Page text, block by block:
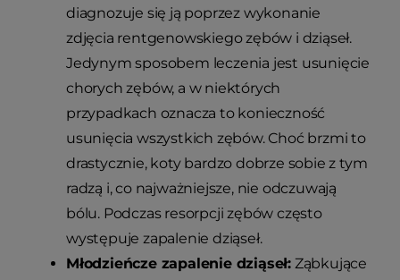
diagnozuje się ją poprzez wykonanie
zdjęcia rentgenowskiego zębów i dziąseł.
Jedynym sposobem leczenia jest usunięcie
chorych zębów, a w niektórych
przypadkach oznacza to konieczność
usunięcia wszystkich zębów. Choć brzmi to
drastycznie, koty bardzo dobrze sobie z tym
radzą i, co najważniejsze, nie odczuwają
bólu. Podczas resorpcji zębów często
występuje zapalenie dziąseł.
Młodzieńcze zapalenie dziąseł: Ząbkujące